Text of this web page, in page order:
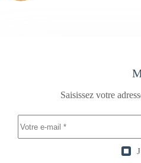
Saisissez votre